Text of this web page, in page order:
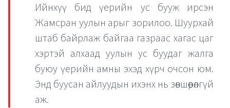
Ийнхүү бид үерийн ус бууж ирсэн
Жамсран уулын арыг зорилоо. Шуурхай
штаб байрлаж байгаа газраас хагас цаг
хэртэй алхаад уулын ус буудаг жалга
буюу үерийн амны эхэд хүрч очсон юм.
Энд буусан айлуудын ихэнх нь зөвшөөрөлгүй
аж.